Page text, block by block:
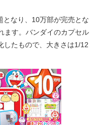
なり、10万部が完売とな
ます。バンダイのカプセル
したもので、大きさは1/12